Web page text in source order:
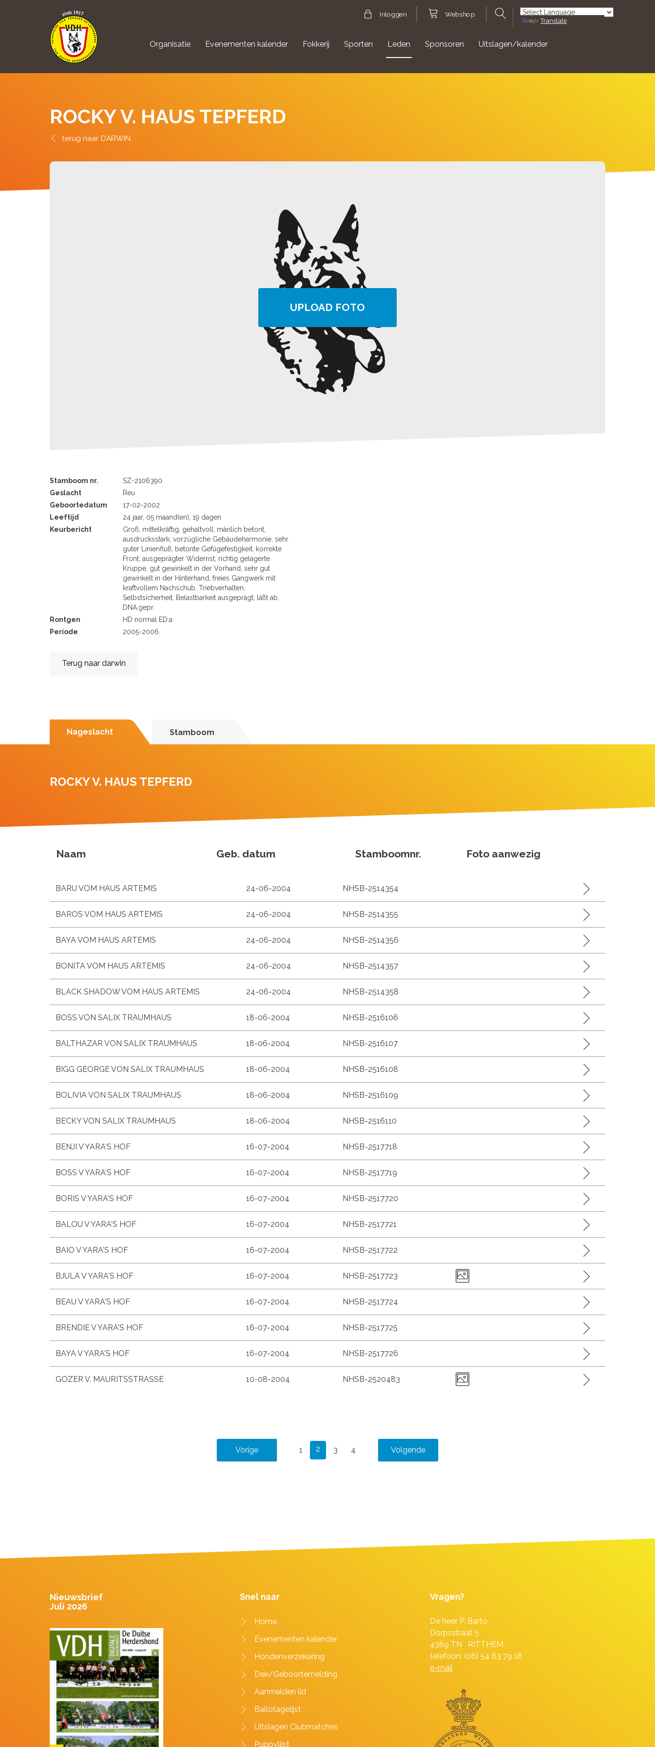
Inloggen Webshop
Powered by
Translate
Organisatie Evenementen kalender Fokkerij Sporten Leden Sponsoren Uitslagen/kalender
ROCKY V. HAUS TEPFERD
DARWIN
Stamboom nr.
SZ-2106390
Geslacht
Reu
Geboortedatum
17-02-2002
Leeftijd
24 jaar, 05 maand(en), 19 dagen
Keurbericht
Groß, mittelkräftig, gehaltvoll, mänlich betont,
ausdrucksstark, vorzügliche Gebäudeharmonie, sehr
guter Linienfluß, betonte Gefügefestigkeit, korrekte
Front, ausgeprägter Widerrist, richtig gelagerte
Kruppe, gut gewinkelt in der Vorhand, sehr gut
gewinkelt in der Hinterhand, freies Gangwerk mit
kraftvollem Nachschub. Triebverhalten,
Selbstsicherheit, Belastbarkeit ausgeprägt; läßt ab.
DNA.gepr.
Rontgen
HD normal ED:a
Periode
2005-2006.
Terug naar darwin
Nageslacht Stamboom
ROCKY V. HAUS TEPFERD
Naam Geb. datum Stamboomnr. Foto aanwezig
BARU VOM HAUS ARTEMIS 24-06-2004 NHSB-2514354
BAROS VOM HAUS ARTEMIS 24-06-2004 NHSB-2514355
BAYA VOM HAUS ARTEMIS 24-06-2004 NHSB-2514356
BONITA VOM HAUS ARTEMIS 24-06-2004 NHSB-2514357
BLACK SHADOW VOM HAUS ARTEMIS 24-06-2004 NHSB-2514358
BOSS VON SALIX TRAUMHAUS 18-06-2004 NHSB-2516106
BALTHAZAR VON SALIX TRAUMHAUS 18-06-2004 NHSB-2516107
BIGG GEORGE VON SALIX TRAUMHAUS 18-06-2004 NHSB-2516108
BOLIVIA VON SALIX TRAUMHAUS 18-06-2004 NHSB-2516109
BECKY VON SALIX TRAUMHAUS 18-06-2004 NHSB-2516110
BENJI V YARA'S HOF 16-07-2004 NHSB-2517718
BOSS V YARA'S HOF 16-07-2004 NHSB-2517719
BORIS V YARA'S HOF 16-07-2004 NHSB-2517720
BALOU V YARA'S HOF 16-07-2004 NHSB-2517721
BAIO V YARA'S HOF 16-07-2004 NHSB-2517722
BJULA V YARA'S HOF 16-07-2004 NHSB-2517723
BEAU V YARA'S HOF 16-07-2004 NHSB-2517724
BRENDIE V YARA'S HOF 16-07-2004 NHSB-2517725
BAYA V YARA'S HOF 16-07-2004 NHSB-2517726
GOZER V. MAURITSSTRASSE 10-08-2004 NHSB-2520483
1 2 3 4
Nieuwsbrief
Juli 2026
Snel naar
Home
Evenementen kalender
Hondenverzekering
Dek/Geboortemelding
Aanmelden lid
Ballotagelijst
Uitslagen Clubmatches
Puppylijst
Vragen?
De heer P. Barto
Dorpsstraat 5
4389 TN RITTHEM
telefoon: (06) 54 63 79 18
e-mail